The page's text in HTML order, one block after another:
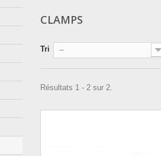
CLAMPS
Tri --
Résultats 1 - 2 sur 2.